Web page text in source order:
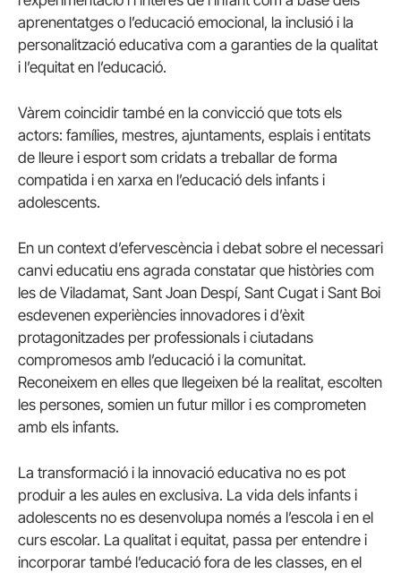
aprenentatges o l’educació emocional, la inclusió i la
personalització educativa com a garanties de la qualitat
i l’equitat en l’educació.
Vàrem coincidir també en la convicció que tots els
actors: famílies, mestres, ajuntaments, esplais i entitats
de lleure i esport som cridats a treballar de forma
compatida i en xarxa en l’educació dels infants i
adolescents.
En un context d’efervescència i debat sobre el necessari
canvi educatiu ens agrada constatar que històries com
les de Viladamat, Sant Joan Despí, Sant Cugat i Sant Boi
esdevenen experiències innovadores i d’èxit
protagonitzades per professionals i ciutadans
compromesos amb l’educació i la comunitat.
Reconeixem en elles que llegeixen bé la realitat, escolten
les persones, somien un futur millor i es comprometen
amb els infants.
La transformació i la innovació educativa no es pot
produir a les aules en exclusiva. La vida dels infants i
adolescents no es desenvolupa només a l’escola i en el
curs escolar. La qualitat i equitat, passa per entendre i
incorporar també l’educació fora de les classes, en el